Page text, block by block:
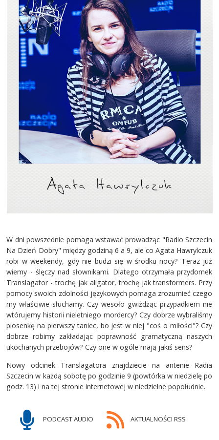
W dni powszednie pomaga wstawać prowadząc "Radio Szczecin
Na Dzień Dobry" między godziną 6 a 9, ale co Agata Hawrylczuk
robi w weekendy, gdy nie budzi się w środku nocy? Teraz już
wiemy - ślęczy nad słownikami. Dlatego otrzymała przydomek
Translagator - trochę jak aligator, trochę jak transformers. Przy
pomocy swoich zdolności językowych pomaga zrozumieć czego
my właściwie słuchamy. Czy wesoło gwiżdżąc przypadkiem nie
wtórujemy historii nieletniego mordercy? Czy dobrze wybraliśmy
piosenkę na pierwszy taniec, bo jest w niej "coś o miłości"? Czy
dobrze robimy zakładając poprawność gramatyczną naszych
ukochanych przebojów? Czy one w ogóle mają jakiś sens?
Nowy odcinek Translagatora znajdziecie na antenie Radia
Szczecin w każdą sobotę po godzinie 9 (powtórka w niedzielę po
godz. 13) i na tej stronie internetowej w niedzielne popołudnie.
PODCAST AUDIO AKTUALNOŚCI RSS